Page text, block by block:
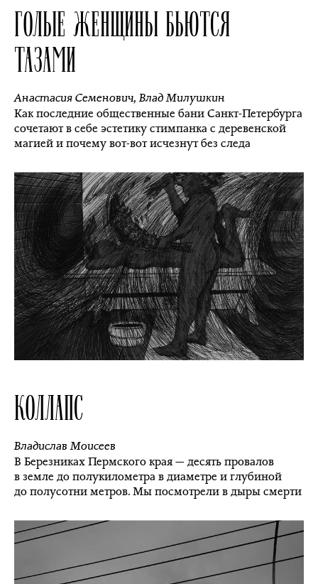
ГОЛЫЕ ЖЕНЩИНЫ БЬЮТСЯ
ТАЗАМИ
Анастасия Семенович,Влад Милушкин
Как последние общественные бани Санкт-Петербурга
сочетают в себе эстетику стимпанка с деревенской
магией и почему вот-вот исчезнут без следа
КОЛЛАПС
Владислав Моисеев
В Березниках Пермского края — десять провалов
в земле до полукилометра в диаметре и глубиной
до полусотни метров. Мы посмотрели в дыры смерти